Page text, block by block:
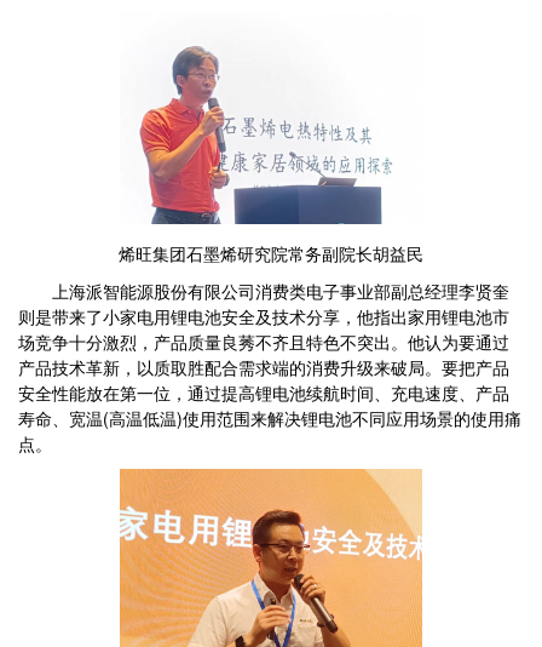
烯旺集团石墨烯研究院常务副院长胡益民
上海派智能源股份有限公司消费类电子事业部副总经理李贤奎
则是带来了小家电用锂电池安全及技术分享，他指出家用锂电池市
场竞争十分激烈，产品质量良莠不齐且特色不突出。他认为要通过
产品技术革新，以质取胜配合需求端的消费升级来破局。要把产品
安全性能放在第一位，通过提高锂电池续航时间、充电速度、产品
寿命、宽温(高温低温)使用范围来解决锂电池不同应用场景的使用痛
点。